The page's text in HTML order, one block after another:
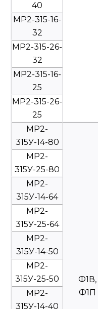
40
МР2-315-16-
32
МР2-315-26-
32
МР2-315-16-
25
МР2-315-26-
25
МР2-
315У-14-80
Ф1В,
Ф1П
МР2-
315У-25-80
МР2-
315У-14-64
МР2-
315У-25-64
МР2-
315У-14-50
МР2-
315У-25-50
МР2-
315У-14-40